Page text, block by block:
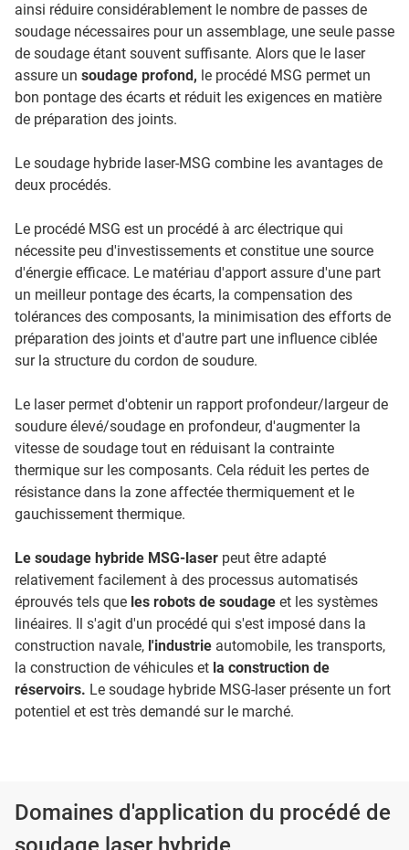
ainsi réduire considérablement le nombre de passes de
soudage nécessaires pour un assemblage, une seule passe
de soudage étant souvent suffisante. Alors que le laser
assure un soudage profond, le procédé MSG permet un
bon pontage des écarts et réduit les exigences en matière
de préparation des joints.
Le soudage hybride laser-MSG combine les avantages de
deux procédés.
Le procédé MSG est un procédé à arc électrique qui
nécessite peu d'investissements et constitue une source
d'énergie efficace. Le matériau d'apport assure d'une part
un meilleur pontage des écarts, la compensation des
tolérances des composants, la minimisation des efforts de
préparation des joints et d'autre part une influence ciblée
sur la structure du cordon de soudure.
Le laser permet d'obtenir un rapport profondeur/largeur de
soudure élevé/soudage en profondeur, d'augmenter la
vitesse de soudage tout en réduisant la contrainte
thermique sur les composants. Cela réduit les pertes de
résistance dans la zone affectée thermiquement et le
gauchissement thermique.
Le soudage hybride MSG-laser peut être adapté
relativement facilement à des processus automatisés
éprouvés tels que les robots de soudage et les systèmes
linéaires. Il s'agit d'un procédé qui s'est imposé dans la
construction navale, l'industrie automobile, les transports,
la construction de véhicules et la construction de
réservoirs. Le soudage hybride MSG-laser présente un fort
potentiel et est très demandé sur le marché.
Domaines d'application du procédé de